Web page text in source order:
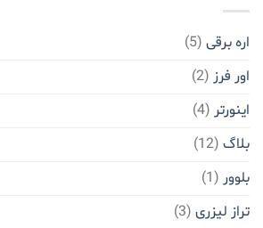
اره برقی (5)
اور فرز (2)
اینورتر (4)
بلاگ (12)
بلوور (1)
تراز لیزری (3)